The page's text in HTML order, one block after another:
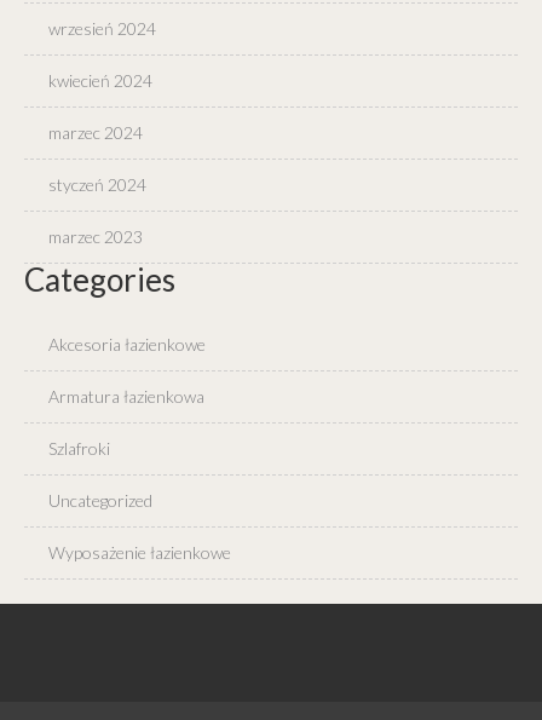
wrzesień 2024
kwiecień 2024
marzec 2024
styczeń 2024
marzec 2023
Categories
Akcesoria łazienkowe
Armatura łazienkowa
Szlafroki
Uncategorized
Wyposażenie łazienkowe